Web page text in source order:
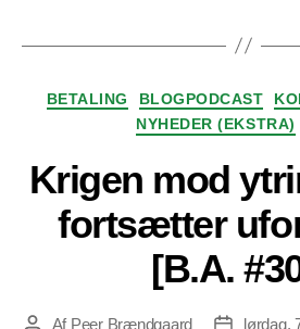
BETALING BLOGPODCAST
NYHEDER (EKSTRA)
Krigen mod
fortsætter
[B.A.
Indlægsforfatter
Af Peer Brændgaard lørdag,